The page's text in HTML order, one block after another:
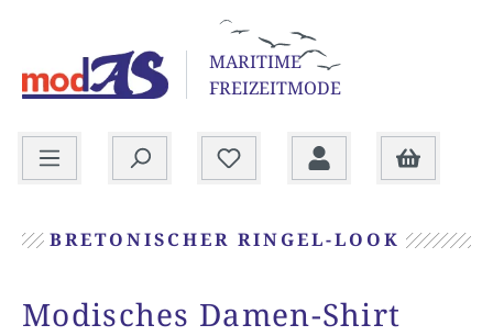
MARITIME
FREIZEITMODE
BRETONISCHER RINGEL-LOOK
Modisches Damen-Shirt